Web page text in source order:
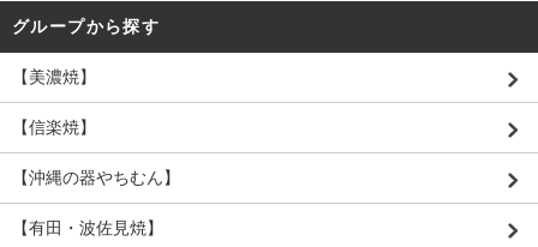
グループから探す
【美濃焼】
【信楽焼】
【沖縄の器やちむん】
【有田・波佐見焼】